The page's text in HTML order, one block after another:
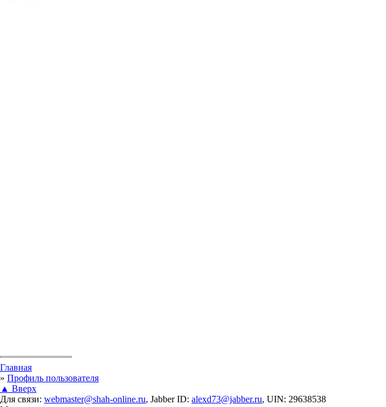
Вы здесь
Главная
» Профиль пользователя
▲ Вверх
Для связи: webmaster@shah-online.ru, Jabber ID: alexd73@jabber.ru, UIN: 29638538